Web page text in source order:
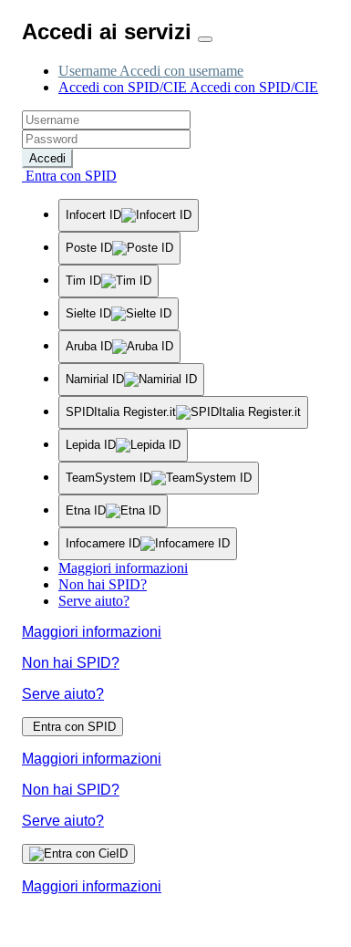
Accedi ai servizi
Username Accedi con username
Accedi con SPID/CIE Accedi con SPID/CIE
Accedi
Entra con SPID
Infocert ID
Poste ID
Tim ID
Sielte ID
Aruba ID
Namirial ID
SPIDItalia Register.it
Lepida ID
TeamSystem ID
Etna ID
Infocamere ID
Maggiori informazioni
Non hai SPID?
Serve aiuto?
Maggiori informazioni
Non hai SPID?
Serve aiuto?
Entra con SPID
Maggiori informazioni
Non hai SPID?
Serve aiuto?
Maggiori informazioni